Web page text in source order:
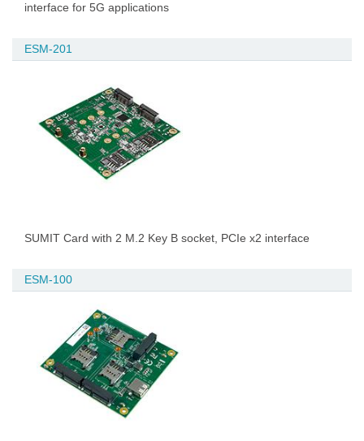
interface for 5G applications
ESM-201
SUMIT Card with 2 M.2 Key B socket, PCIe x2 interface
ESM-100